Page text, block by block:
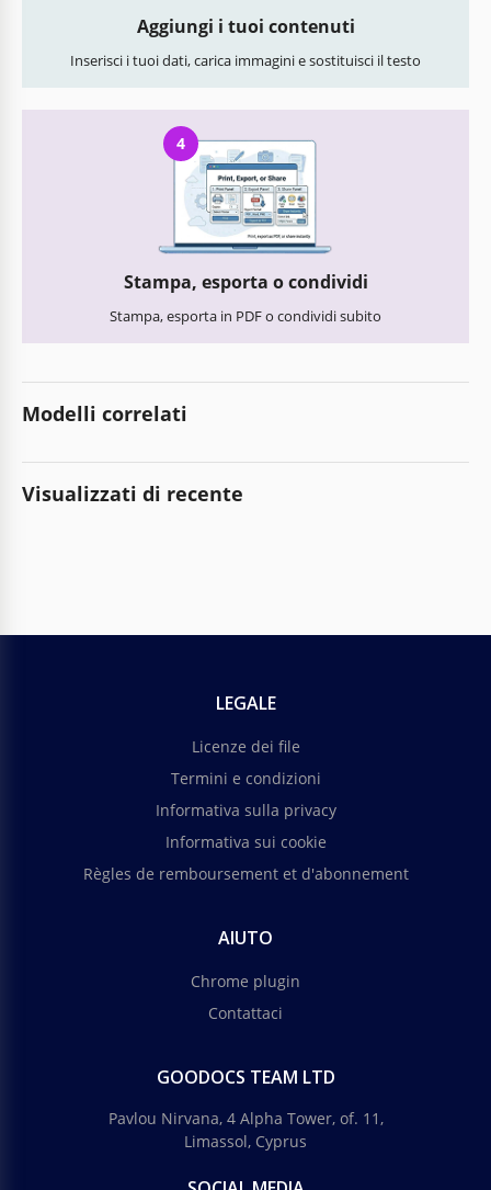
Aggiungi i tuoi contenuti
Inserisci i tuoi dati, carica immagini e sostituisci il testo
4
Stampa, esporta o condividi
Stampa, esporta in PDF o condividi subito
Modelli correlati
Visualizzati di recente
LEGALE
Licenze dei file
Termini e condizioni
Informativa sulla privacy
Informativa sui cookie
Règles de remboursement et d'abonnement
AIUTO
Chrome plugin
Contattaci
GOODOCS TEAM LTD
Pavlou Nirvana, 4 Alpha Tower, of. 11,
Limassol, Cyprus